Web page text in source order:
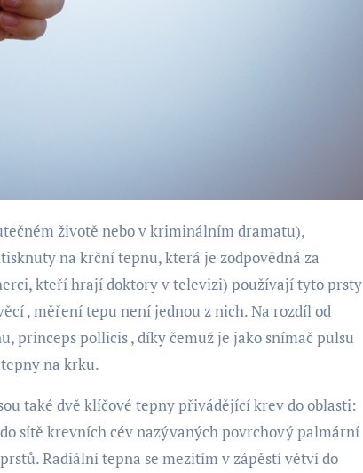
na krční tepnu, která je zodpovědná za
kteří hrají doktory v televizi) používají tyto prsty
, měření tepu není jednou z nich. Na rozdíl od
princeps pollicis , díky čemuž je jako snímač pulsu
na krku.
také dvě klíčové tepny přivádějící krev do oblasti:
sítě krevních cév nazývaných povrchový palmární
Radiální tepna se mezitím v zápěstí větví do